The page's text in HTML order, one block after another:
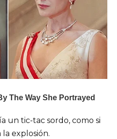
un tic-tac sordo, como si
explosión.